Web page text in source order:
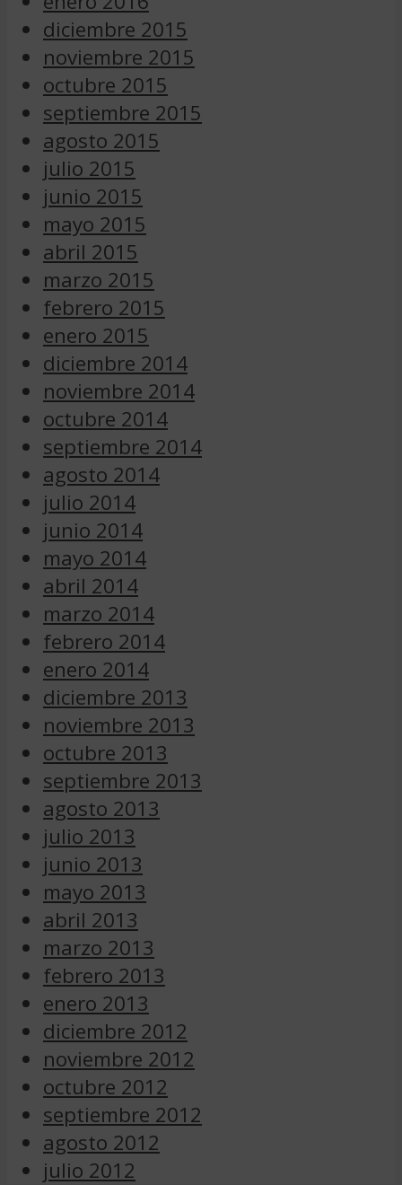
diciembre 2015
noviembre 2015
octubre 2015
septiembre 2015
agosto 2015
julio 2015
junio 2015
mayo 2015
abril 2015
marzo 2015
febrero 2015
enero 2015
diciembre 2014
noviembre 2014
octubre 2014
septiembre 2014
agosto 2014
julio 2014
junio 2014
mayo 2014
abril 2014
marzo 2014
febrero 2014
enero 2014
diciembre 2013
noviembre 2013
octubre 2013
septiembre 2013
agosto 2013
julio 2013
junio 2013
mayo 2013
abril 2013
marzo 2013
febrero 2013
enero 2013
diciembre 2012
noviembre 2012
octubre 2012
septiembre 2012
agosto 2012
julio 2012